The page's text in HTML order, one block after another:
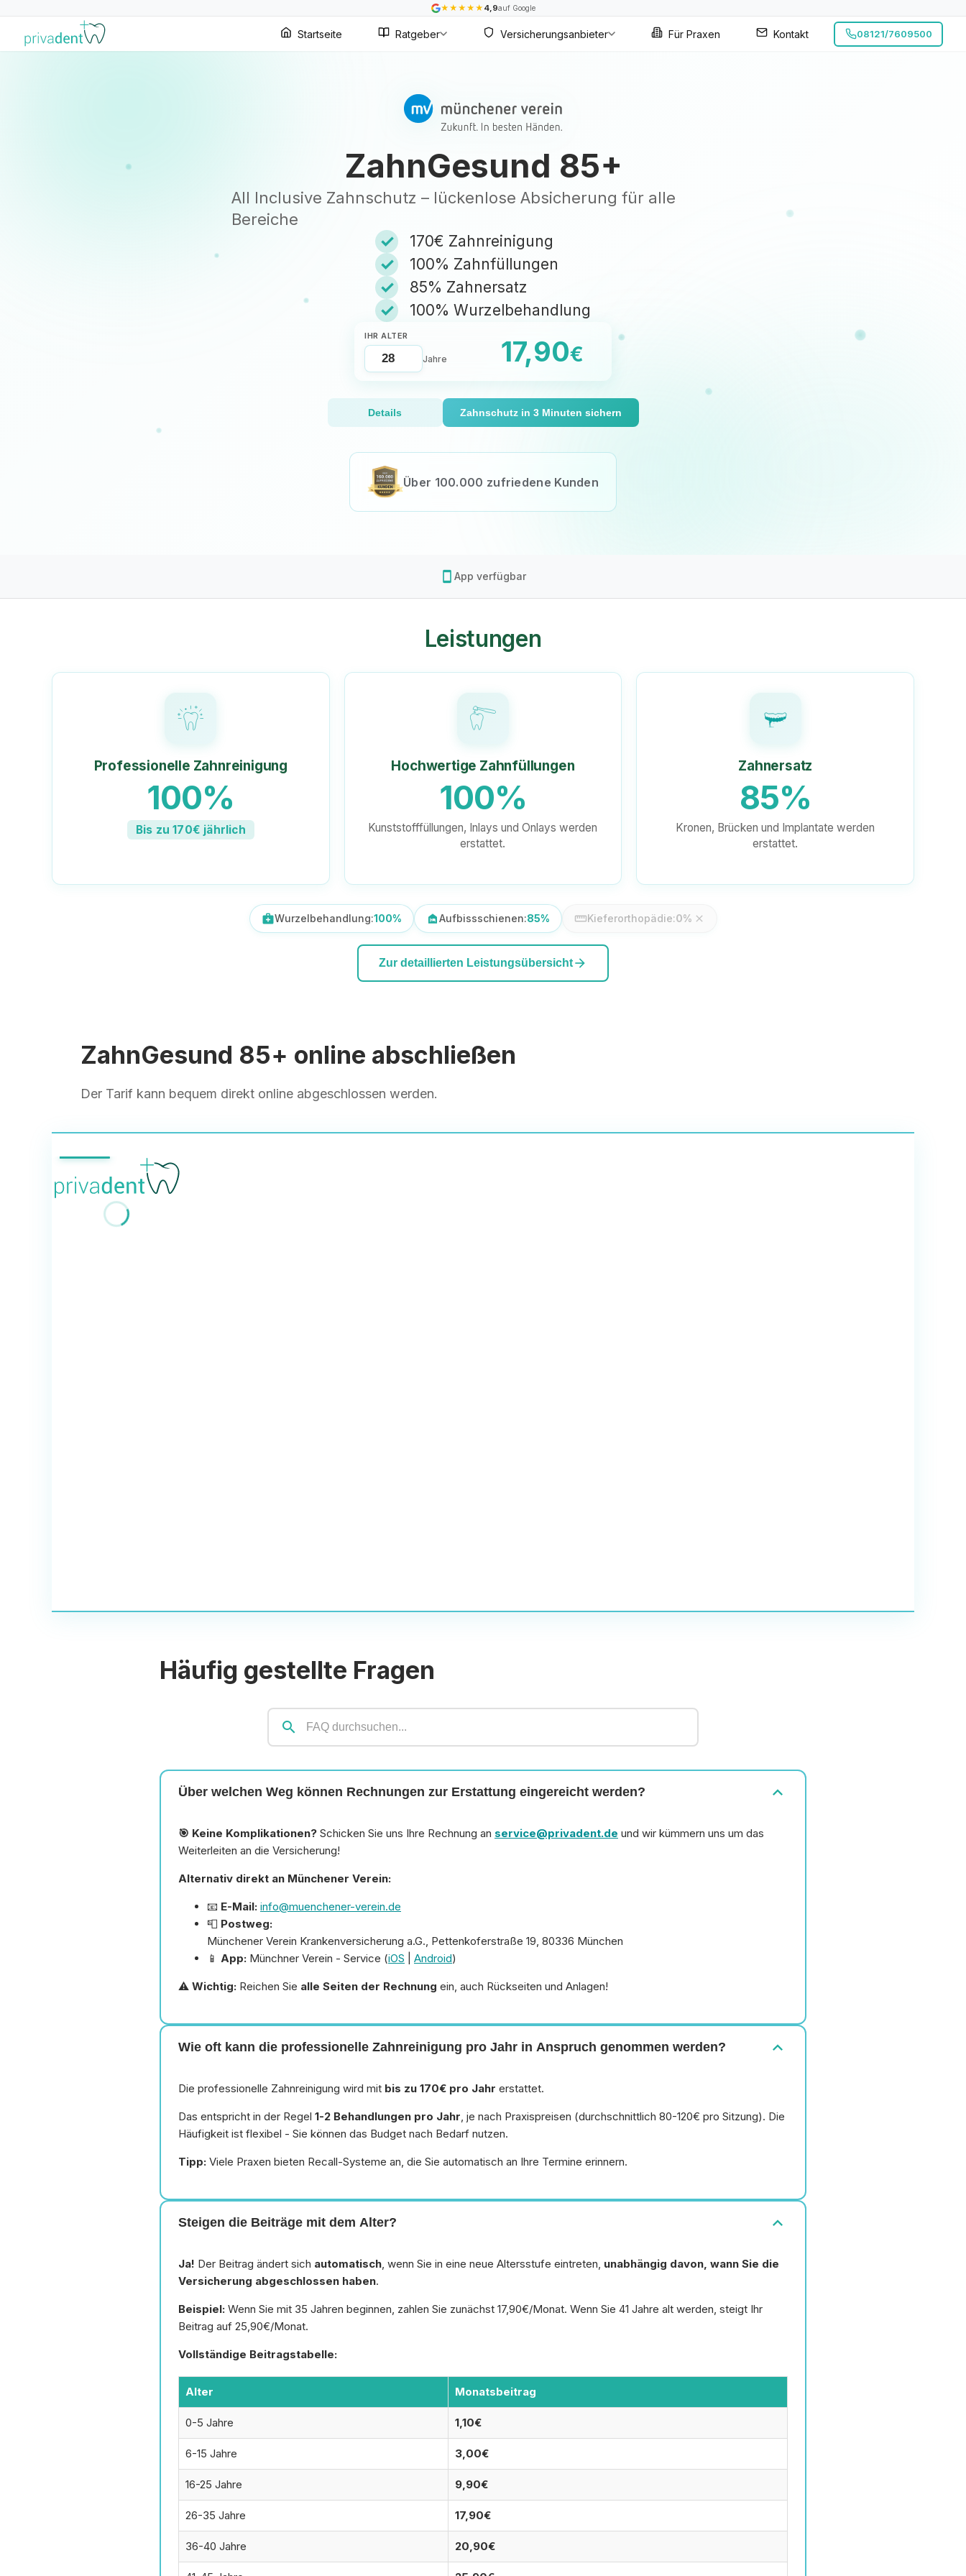
★ ★ ★ ★ ★ 4,9auf Google
Startseite Ratgeber Versicherungsanbieter Für Praxen Kontakt 08121/7609500
ZahnGesund 85+
All Inclusive Zahnschutz – lückenlose Absicherung für alle
Bereiche
✓ 170€ Zahnreinigung
✓ 100% Zahnfüllungen
✓ 85% Zahnersatz
✓ 100% Wurzelbehandlung
IHR ALTER
Jahre 17,90€
Details Zahnschutz in 3 Minuten sichern
Über 100.000 zufriedene Kunden
smartphone App verfügbar
Leistungen
Professionelle Zahnreinigung
100%
Bis zu 170€ jährlich
Hochwertige Zahnfüllungen
100%
Kunststofffüllungen, Inlays und Onlays werden
erstattet.
Zahnersatz
85%
Kronen, Brücken und Implantate werden
erstattet.
medical_servicesWurzelbehandlung:100% night_shelterAufbissschienen:85% straightenKieferorthopädie:0% close
Zur detaillierten Leistungsübersichtarrow_forward
ZahnGesund 85+ online abschließen
Der Tarif kann bequem direkt online abgeschlossen werden.
Häufig gestellte Fragen
search
Über welchen Weg können Rechnungen zur Erstattung eingereicht werden? expand_more
🎯 Keine Komplikationen? Schicken Sie uns Ihre Rechnung an service@privadent.de und wir kümmern uns um das
Weiterleiten an die Versicherung!
Alternativ direkt an Münchener Verein:
📧 E-Mail: info@muenchener-verein.de
📮 Postweg:
Münchener Verein Krankenversicherung a.G., Pettenkoferstraße 19, 80336 München
📱 App: Münchner Verein - Service (iOS Android)
⚠️ Wichtig: Reichen Sie alle Seiten der Rechnung ein, auch Rückseiten und Anlagen!
Wie oft kann die professionelle Zahnreinigung pro Jahr in Anspruch genommen werden? expand_more
Die professionelle Zahnreinigung wird mit bis zu 170€ pro Jahr erstattet.
Das entspricht in der Regel 1-2 Behandlungen pro Jahr , je nach Praxispreisen (durchschnittlich 80-120€ pro Sitzung). Die
Häufigkeit ist flexibel - Sie können das Budget nach Bedarf nutzen.
Tipp: Viele Praxen bieten Recall-Systeme an, die Sie automatisch an Ihre Termine erinnern.
Steigen die Beiträge mit dem Alter? expand_more
Ja! Der Beitrag ändert sich automatisch , wenn Sie in eine neue Altersstufe eintreten, unabhängig davon, wann Sie die
Versicherung abgeschlossen haben.
Beispiel: Wenn Sie mit 35 Jahren beginnen, zahlen Sie zunächst 17,90€/Monat. Wenn Sie 41 Jahre alt werden, steigt Ihr
Beitrag auf 25,90€/Monat.
Vollständige Beitragstabelle:
Alter Monatsbeitrag
0-5 Jahre 1,10€
6-15 Jahre 3,00€
16-25 Jahre 9,90€
26-35 Jahre 17,90€
36-40 Jahre 20,90€